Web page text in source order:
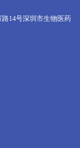
14号深圳市生物医药